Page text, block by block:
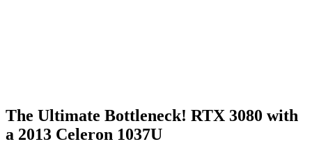
The Ultimate Bottleneck! RTX 3080 with
a 2013 Celeron 1037U